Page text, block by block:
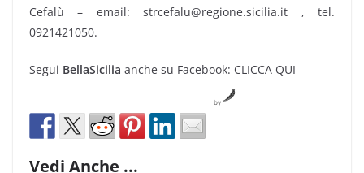
Cefalù – email: strcefalu@regione.sicilia.it , tel.
0921421050.
Segui BellaSicilia anche su Facebook: CLICCA QUI
by
Vedi Anche ...